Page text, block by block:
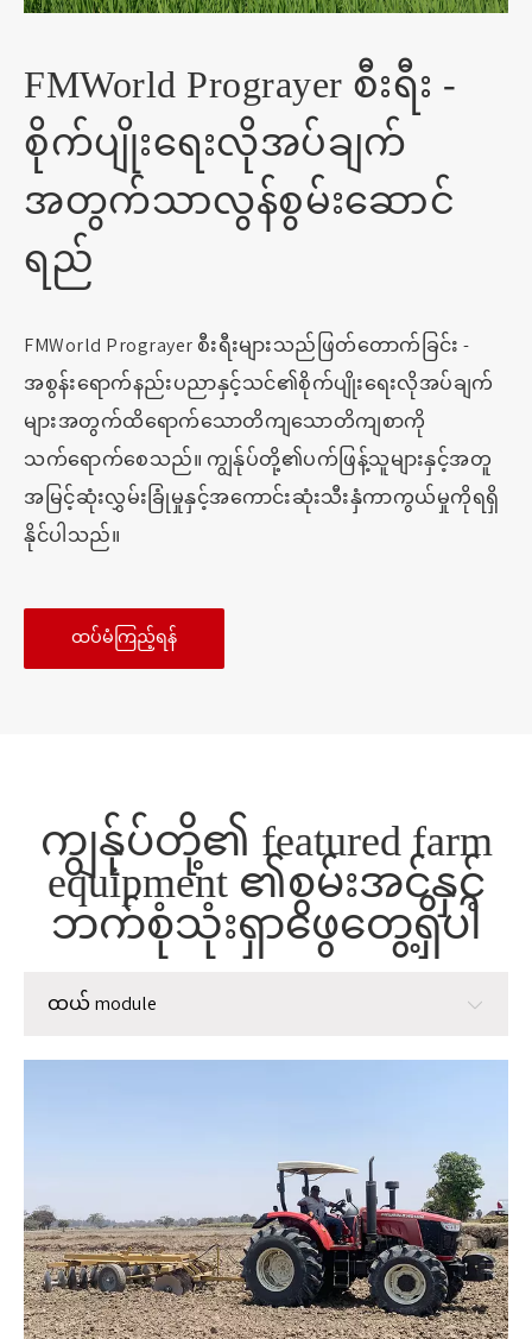
FMWorld Prograyer စီးရီး -
စိုက်ပျိုးရေးလိုအပ်ချက်
အတွက်သာလွန်စွမ်းဆောင်
ရည်
FMWorld Prograyer စီးရီးများသည်ဖြတ်တောက်ခြင်း -
အစွန်းရောက်နည်းပညာနှင့်သင်၏စိုက်ပျိုးရေးလိုအပ်ချက်
များအတွက်ထိရောက်သောတိကျသောတိကျစာကို
သက်ရောက်စေသည်။ ကျွန်ုပ်တို့၏ပက်ဖြန့်သူများနှင့်အတူ
အမြင့်ဆုံးလွှမ်းခြုံမှုနှင့်အကောင်းဆုံးသီးနှံကာကွယ်မှုကိုရရှိ
နိုင်ပါသည်။
ထပ်မံကြည့်ရန်
ကျွန်ုပ်တို့၏ featured farm
equipment ၏စွမ်းအင်နှင့်
ဘက်စုံသုံးရှာဖွေတွေ့ရှိပါ
ထယ် module
ထယ် module
ရိတ်သိမ်း
Post-hallinest Graining Processing Module